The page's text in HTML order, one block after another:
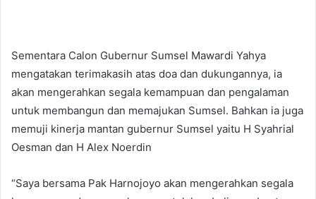
Sementara Calon Gubernur Sumsel Mawardi Yahya
mengatakan terimakasih atas doa dan dukungannya, ia
akan mengerahkan segala kemampuan dan pengalaman
untuk membangun dan memajukan Sumsel. Bahkan ia juga
memuji kinerja mantan gubernur Sumsel yaitu H Syahrial
Oesman dan H Alex Noerdin
“Saya bersama Pak Harnojoyo akan mengerahkan segala